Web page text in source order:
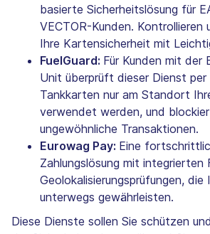
basierte Sicherheitslösung für
VECTOR-Kunden. Kontrollieren
Ihre Kartensicherheit mit
FuelGuard: Für Kunden mit der
Unit überprüft dieser Dienst per
Tankkarten nur am Standort
verwendet werden, und
ungewöhnliche Transaktionen.
Eurowag Pay: Eine
Zahlungslösung mit integrierten
Geolokalisierungsprüfungen, die
unterwegs gewährleisten.
Diese Dienste sollen Sie schützen